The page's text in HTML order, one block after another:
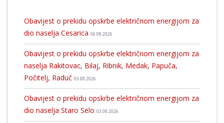
Obavijest o prekidu opskrbe električnom energijom za
dio naselja Cesarica 06.08.2026
Obavijest o prekidu opskrbe električnom energijom za
naselja Rakitovac, Bilaj, Ribnik, Medak, Papuča,
Počitelj, Raduč 03.08.2026
Obavijest o prekidu opskrbe električnom energijom za
dio naselja Staro Selo 03.08.2026